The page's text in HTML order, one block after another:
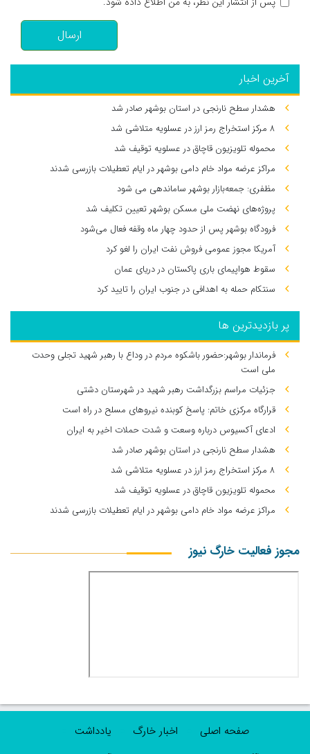
ارسال
آخرین اخبار
هشدار سطح نارنجی در استان بوشهر صادر شد
۸ مرکز استخراج رمز ارز در عسلویه متلاشی شد
محموله تلویزیون قاچاق در عسلویه توقیف شد
مراکز عرضه مواد خام دامی بوشهر در ایام تعطیلات بازرسی شدند
مظفری: جمعه‌بازار بوشهر ساماندهی می‌ شود
پروژه‌های نهضت ملی مسکن بوشهر تعیین تکلیف شد
فرودگاه بوشهر پس از حدود چهار ماه وقفه فعال می‌شود
آمریکا مجوز عمومی فروش نفت ایران را لغو کرد
سقوط هواپیمای باری پاکستان در دریای عمان
سنتکام حمله به اهدافی در جنوب ایران را تایید کرد
پر بازدیدترین ها
فرماندار بوشهر:حضور باشکوه مردم در وداع با رهبر شهید تجلی وحدت
ملی است
جزئیات مراسم بزرگداشت رهبر شهید در شهرستان دشتی
قرارگاه مرکزی خاتم: پاسخ کوبنده نیروهای مسلح در راه است
ادعای آکسیوس درباره وسعت و شدت حملات اخیر به ایران
هشدار سطح نارنجی در استان بوشهر صادر شد
۸ مرکز استخراج رمز ارز در عسلویه متلاشی شد
محموله تلویزیون قاچاق در عسلویه توقیف شد
مراکز عرضه مواد خام دامی بوشهر در ایام تعطیلات بازرسی شدند
مجوز فعالیت خارگ نیوز
صفحه اصلی اخبار خارگ
یادداشت